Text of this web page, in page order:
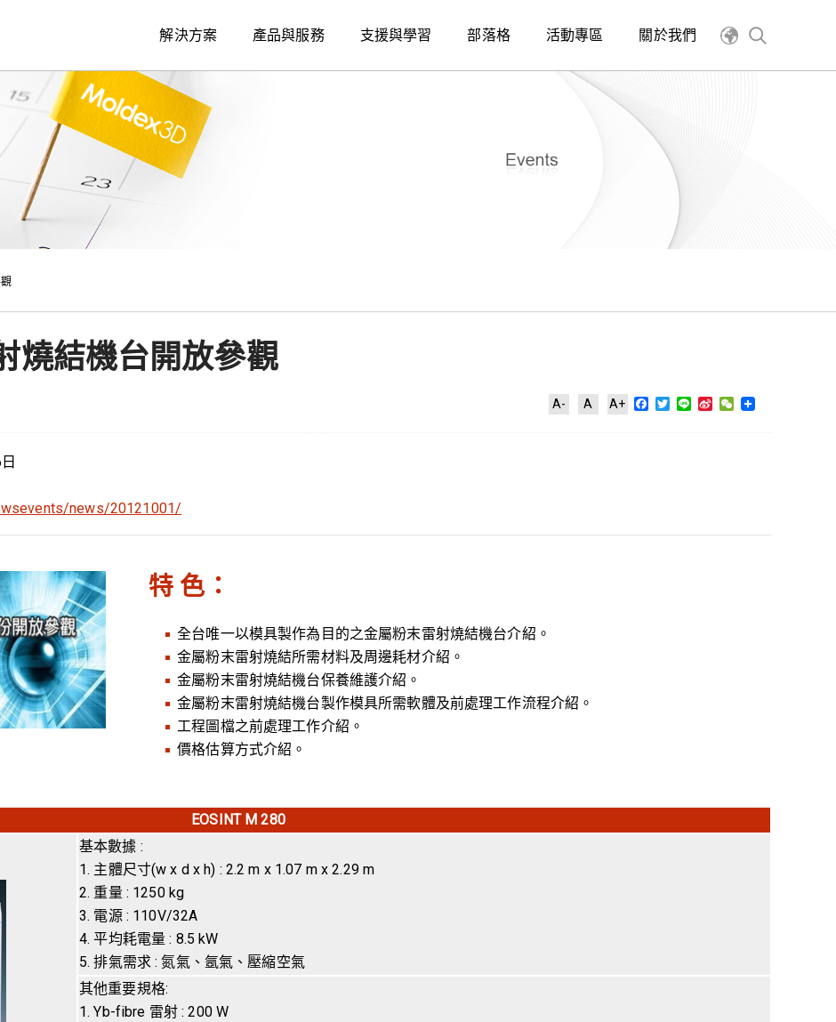
解決方案 產品與服務 支援與學習 部落格 活動專區 關於我們
燒結機台開放參觀
A- A A+ Facebook
Twitter
Line Sina WeChat
news/20121001/
特 色：
全台唯一以模具製作為目的之金屬粉末雷射燒結機台介紹。
金屬粉末雷射燒結所需材料及周邊耗材介紹。
金屬粉末雷射燒結機台保養維護介紹。
金屬粉末雷射燒結機台製作模具所需軟體及前處理工作流程介紹。
工程圖檔之前處理工作介紹。
價格估算方式介紹。
EOSINT M 280
基本數據 :
1. 主體尺寸(w x d x h) : 2.2 m x 1.07 m x 2.29 m
2. 重量 : 1250 kg
3. 電源 : 110V/32A
4. 平均耗電量 : 8.5 kW
5. 排氣需求 : 氮氣、氬氣、壓縮空氣
其他重要規格:
1. Yb-fibre 雷射 : 200 W